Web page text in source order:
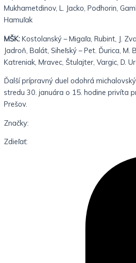
Mukhametdinov, L. Jacko, Podhorin,
Hamuľak
MŠK: Kostolanský – Migaľa, Rubint, J.
Jadroň, Balát, Siheľský – Pet. Ďurica, M.
Katreniak, Mravec, Štulajter, Vargic, D.
Ďalší prípravný duel odohrá
stredu 30. januára o 15. hodine privíta
Prešov.
Značky:
Zdieľať: